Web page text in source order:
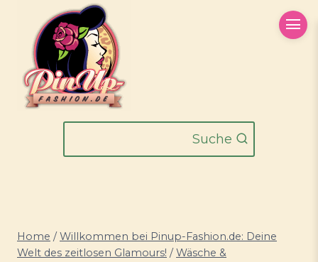
springen
Suche
Home / Willkommen bei Pinup-Fashion.de: Deine
Welt des zeitlosen Glamours! / Wäsche &